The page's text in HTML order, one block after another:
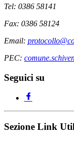
Tel: 0386 58141
Fax: 0386 58124
Email:
PEC:
Seguici su
Sezione Link